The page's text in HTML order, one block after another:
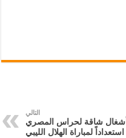
التالي
أشغال شاقة لحراس المصري
استعداداً لمباراة الهلال الليبي